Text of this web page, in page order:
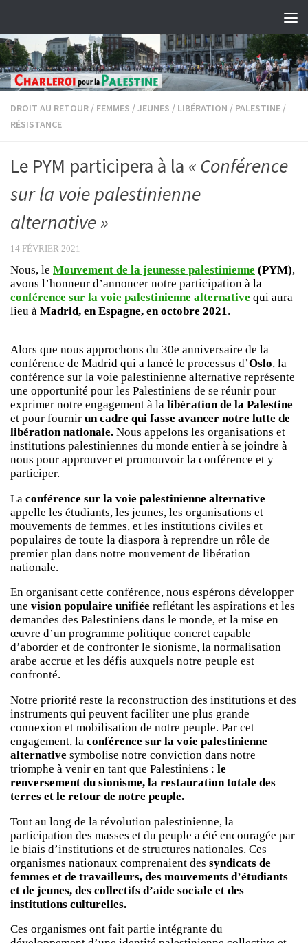
DROIT AU RETOUR / FEMMES /JEUNES / LIBÉRATION / PALESTINE /
RÉSISTANCE
Le PYM participera à la « Conférence
sur la voie palestinienne
alternative »
14 FÉVRIER 2021
Nous, le Mouvement de la jeunesse palestinienne (PYM),
avons l’honneur d’annoncer notre participation à la
conférence sur la voie palestinienne alternative qui aura
lieu à Madrid, en Espagne, en octobre 2021.
Alors que nous approchons du 30e anniversaire de la
conférence de Madrid qui a lancé le processus d’Oslo, la
conférence sur la voie palestinienne alternative représente
une opportunité pour les Palestiniens de se réunir pour
exprimer notre engagement à la libération de la Palestine
et pour fournir un cadre qui fasse avancer notre lutte de
libération nationale. Nous appelons les organisations et
institutions palestiniennes du monde entier à se joindre à
nous pour approuver et promouvoir la conférence et y
participer.
La conférence sur la voie palestinienne alternative
appelle les étudiants, les jeunes, les organisations et
mouvements de femmes, et les institutions civiles et
populaires de toute la diaspora à reprendre un rôle de
premier plan dans notre mouvement de libération
nationale.
En organisant cette conférence, nous espérons développer
une vision populaire unifiée reflétant les aspirations et les
demandes des Palestiniens dans le monde, et la mise en
œuvre d’un programme politique concret capable
d’aborder et de confronter le sionisme, la normalisation
arabe accrue et les défis auxquels notre peuple est
confronté.
Notre priorité reste la reconstruction des institutions et des
instruments qui peuvent faciliter une plus grande
connexion et mobilisation de notre peuple. Par cet
engagement, la conférence sur la voie palestinienne
alternative symbolise notre conviction dans notre
triomphe à venir en tant que Palestiniens : le
renversement du sionisme, la restauration totale des
terres et le retour de notre peuple.
Tout au long de la révolution palestinienne, la
participation des masses et du peuple a été encouragée par
le biais d’institutions et de structures nationales. Ces
organismes nationaux comprenaient des syndicats de
femmes et de travailleurs, des mouvements d’étudiants
et de jeunes, des collectifs d’aide sociale et des
institutions culturelles.
Ces organismes ont fait partie intégrante du